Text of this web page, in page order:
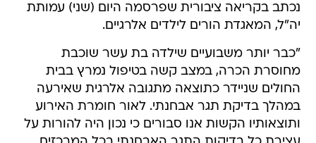
נכתב בקריאה ציבורית שפרסמה היום (שני) עמותת
יה"ל, המאגדת הורים לילדים אלרגיים.
"כבר יותר משבועיים שילדה בת עשר שוכבת
מחוסרת הכרה, במצב קשה בטיפול נמרץ בבית
החולים שניידר כתוצאה מתגובה אלרגית שאירעה
במהלך בדיקת תגר אבחנתי. לאור חומרת האירוע
ותוצאותיו הקשות אנו סבורים כי נכון היה להורות על